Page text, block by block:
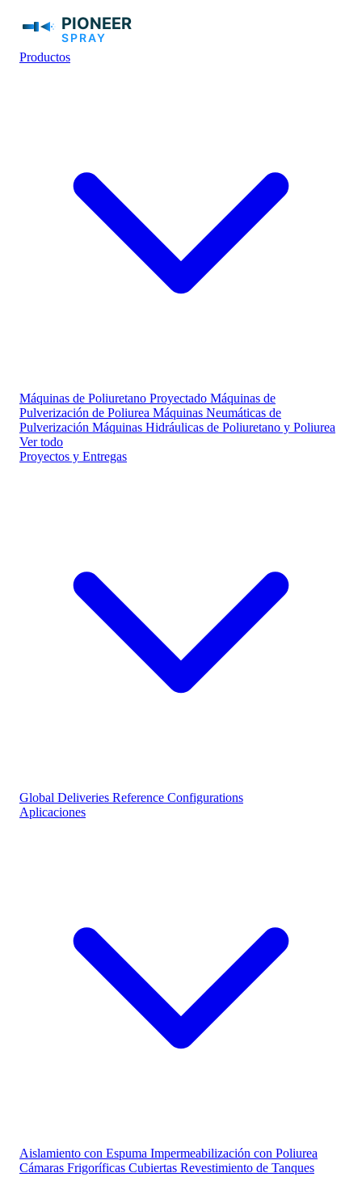
Productos
Máquinas de Poliuretano Proyectado Máquinas de
Pulverización de Poliurea Máquinas Neumáticas de
Pulverización Máquinas Hidráulicas de Poliuretano y Poliurea
Ver todo
Proyectos y Entregas
Global Deliveries Reference Configurations
Aplicaciones
Aislamiento con Espuma Impermeabilización con Poliurea
Cámaras Frigoríficas Cubiertas Revestimiento de Tanques